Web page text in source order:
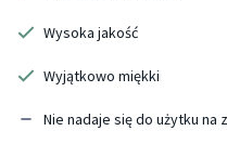
Wysoka jakość
Wyjątkowo miękki
Nie nadaje się do użytku na